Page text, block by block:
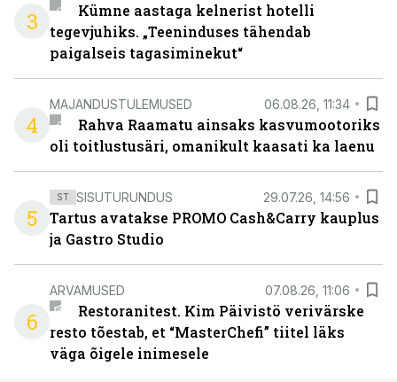
3
Kümne aastaga kelnerist hotelli
tegevjuhiks. „Teeninduses tähendab
paigalseis tagasiminekut“
4
MAJANDUSTULEMUSED 06.08.26, 11:34
Rahva Raamatu ainsaks kasvumootoriks
oli toitlustusäri, omanikult kaasati ka laenu
5
ST SISUTURUNDUS 29.07.26, 14:56
Tartus avatakse PROMO Cash&Carry kauplus
ja Gastro Studio
6
ARVAMUSED 07.08.26, 11:06
Restoranitest. Kim Päivistö verivärske
resto tõestab, et “MasterChefi” tiitel läks
väga õigele inimesele